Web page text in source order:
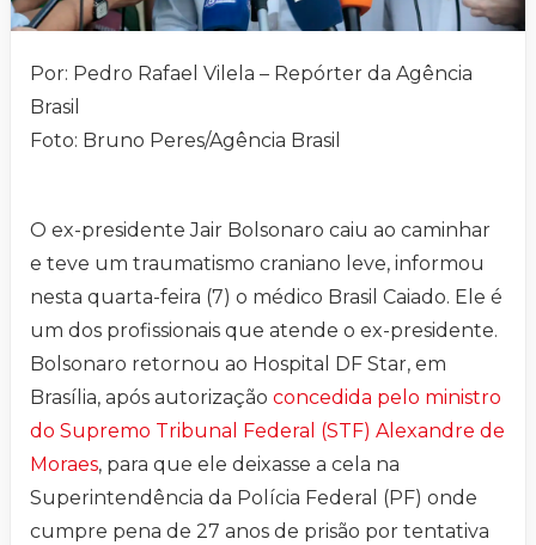
Por: Pedro Rafael Vilela – Repórter da Agência
Brasil
Foto: Bruno Peres/Agência Brasil
O ex-presidente Jair Bolsonaro caiu ao caminhar
e teve um traumatismo craniano leve, informou
nesta quarta-feira (7) o médico Brasil Caiado. Ele é
um dos profissionais que atende o ex-presidente.
Bolsonaro retornou ao Hospital DF Star, em
Brasília, após autorização concedida pelo ministro
do Supremo Tribunal Federal (STF) Alexandre de
Moraes, para que ele deixasse a cela na
Superintendência da Polícia Federal (PF) onde
cumpre pena de 27 anos de prisão por tentativa